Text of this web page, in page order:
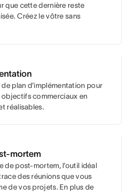
que cette dernière reste
Créez le vôtre sans
plan d’implémentation pour
commerciaux en
réalisables.
mortem
de post-mortem, l’outil idéal
des réunions que vous
de vos projets. En plus de